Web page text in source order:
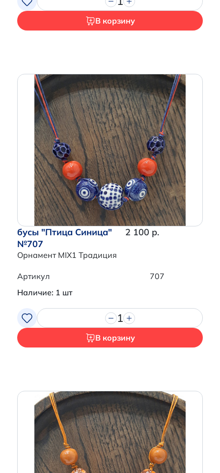
В корзину
бусы "Птица Синица"
№707
Орнамент MIX1 Традиция
2 100 р.
Артикул
707
Наличие: 1 шт
1
В корзину